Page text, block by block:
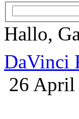
Hallo,
DaVinci
26 April